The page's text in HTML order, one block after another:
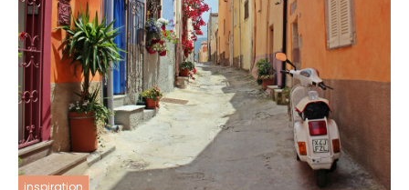
inspiration